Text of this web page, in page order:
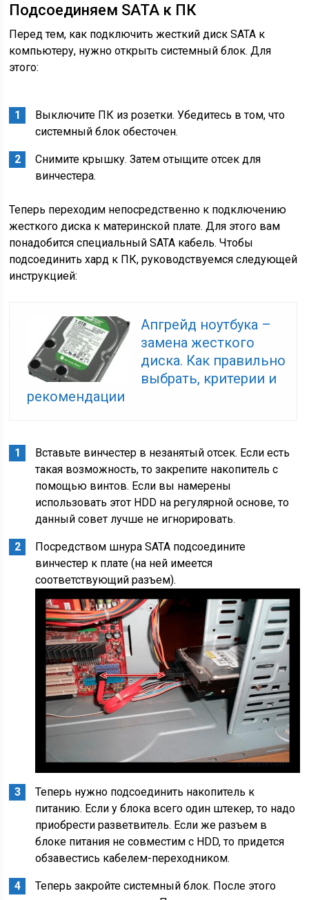
Подсоединяем SATA к ПК
Перед тем, как подключить жесткий диск SATA к
компьютеру, нужно открыть системный блок. Для
этого:
Выключите ПК из розетки. Убедитесь в том, что
системный блок обесточен.
Снимите крышку. Затем отыщите отсек для
винчестера.
Теперь переходим непосредственно к подключению
жесткого диска к материнской плате. Для этого вам
понадобится специальный SATA кабель. Чтобы
подсоединить хард к ПК, руководствуемся следующей
инструкцией:
Апгрейд ноутбука –
замена жесткого
диска. Как правильно
выбрать, критерии и
рекомендации
Вставьте винчестер в незанятый отсек. Если есть
такая возможность, то закрепите накопитель с
помощью винтов. Если вы намерены
использовать этот HDD на регулярной основе, то
данный совет лучше не игнорировать.
Посредством шнура SATA подсоедините
винчестер к плате (на ней имеется
соответствующий разъем).
Теперь нужно подсоединить накопитель к
питанию. Если у блока всего один штекер, то надо
приобрести разветвитель. Если же разъем в
блоке питания не совместим с HDD, то придется
обзавестись кабелем-переходником.
Теперь закройте системный блок. После этого